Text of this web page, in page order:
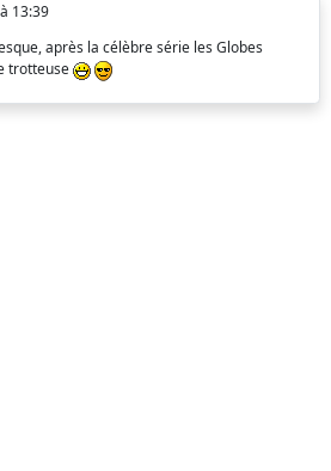
13:39
après la célèbre série les Globes
trotteuse